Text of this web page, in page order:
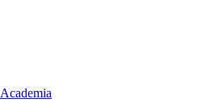
Academia